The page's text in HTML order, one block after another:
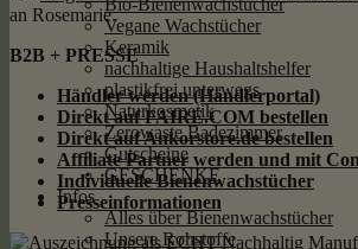
Vegane Wachstücher
Keramik
nachhaltige Haushaltshelfer
plastikfrei unterwegs
Naturkosmetik
Zerowaste Badezimmer
Gutscheine
GESCHENKE
Infos
Alles über Bienenwachstücher
Unsere Rohstoffe
an Rosemarie.
B2B + PRESSE
Händler werden (Händlerportal)
Direkt auf FAIRE.COM bestellen
Direkt auf Ankorstore.de bestellen
Affiliate Partner werden und mit
Individuelle Bienenwachstücher
Presseinformationen